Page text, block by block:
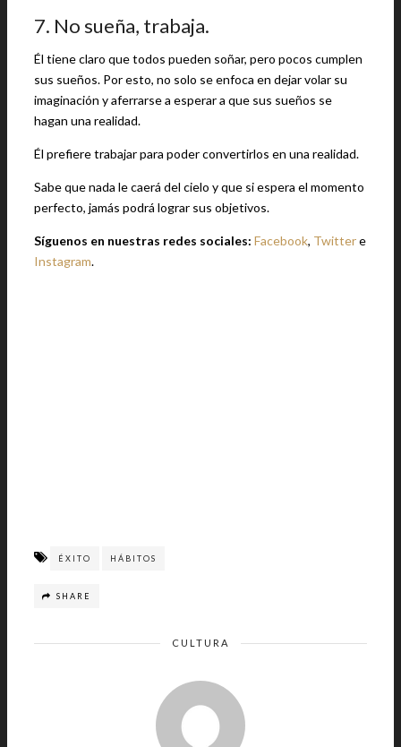
7. No sueña, trabaja.
Él tiene claro que todos pueden soñar, pero pocos cumplen
sus sueños. Por esto, no solo se enfoca en dejar volar su
imaginación y aferrarse a esperar a que sus sueños se
hagan una realidad.
Él prefiere trabajar para poder convertirlos en una realidad.
Sabe que nada le caerá del cielo y que si espera el momento
perfecto, jamás podrá lograr sus objetivos.
Síguenos en nuestras redes sociales: Facebook, Twittere
Instagram.
ÉXITO HÁBITOS
SHARE
CULTURA